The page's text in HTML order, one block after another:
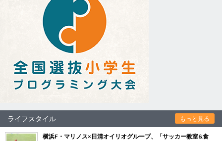
ライフスタイル もっと見る
横浜F・マリノス×日清オイリオグループ、「サッカー教室&食